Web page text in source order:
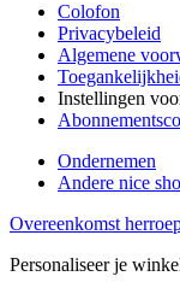
Colofon
Privacybeleid
Algemene
Instellingen
Ondernemen
Andere nice
Overeenkomst
Personaliseer je